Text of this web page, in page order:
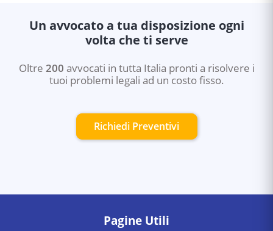
Un avvocato a tua disposizione ogni
volta che ti serve
Oltre 200 avvocati in tutta Italia pronti a risolvere i
tuoi problemi legali ad un costo fisso.
Richiedi Preventivi
Pagine Utili